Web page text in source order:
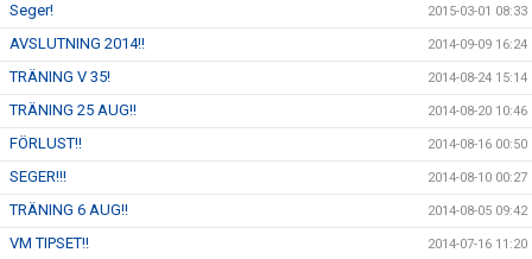
Seger! 2015-03-01 08:33
AVSLUTNING 2014!! 2014-09-09 16:24
TRÄNING V 35! 2014-08-24 15:14
TRÄNING 25 AUG!! 2014-08-20 10:46
FÖRLUST!! 2014-08-16 00:50
SEGER!!! 2014-08-10 00:27
TRÄNING 6 AUG!! 2014-08-05 09:42
VM TIPSET!! 2014-07-16 11:20